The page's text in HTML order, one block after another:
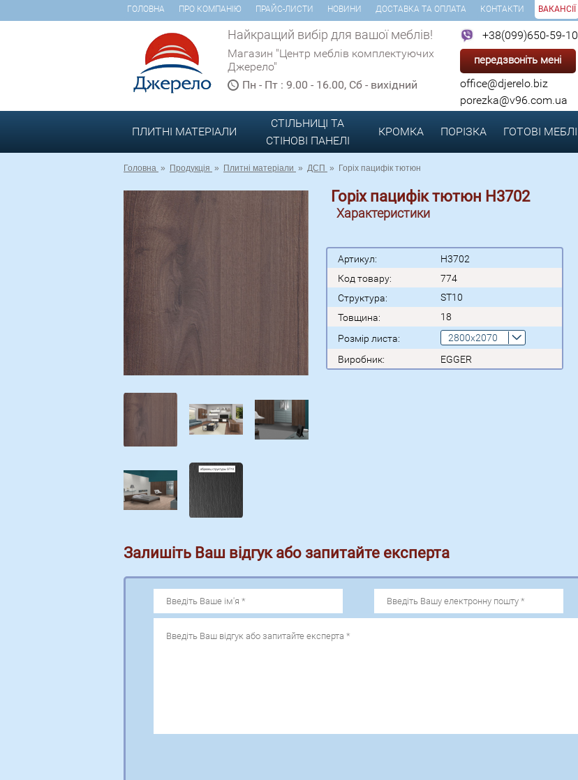
ГОЛОВНА ПРО КОМПАНІЮ ПРАЙС-ЛИСТИ НОВИНИ ДОСТАВКА ТА ОПЛАТА КОНТАКТИ ВАКАНСІЇ
Найкращий вибір для вашої меблів!
Магазин "Центр меблів комплектуючих
Джерело"
Пн - Пт : 9.00 - 16.00, Сб - вихідний
+38(099)650-59-10
передзвоніть мені
office@djerelo.biz
porezka@v96.com.ua
ПЛИТНІ МАТЕРІАЛИ
СТІЛЬНИЦІ ТА
СТІНОВІ ПАНЕЛІ
КРОМКА ПОРІЗКА ГОТОВІ МЕБЛІ
Головна » Продукція » Плитні матеріали » ДСП » Горіх пацифік тютюн
Горіх пацифік тютюн H3702
Характеристики
Артикул:
H3702
Код товару:
774
Структура:
ST10
Товщина:
18
Розмір листа:
2800x2070
Виробник:
EGGER
Залишіть Ваш відгук або запитайте експерта